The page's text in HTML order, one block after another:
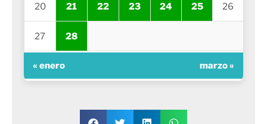
20 21 22 23 24 25 26
27 28
« enero marzo »